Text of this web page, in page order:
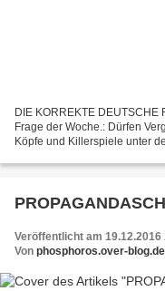
DIE KORREKTE DEUTSCHE
Frage der Woche.: Dürfen
Köpfe und Killerspiele unter
Veröffentlicht am 19.12.2016
Von phosphoros.over-blog.de